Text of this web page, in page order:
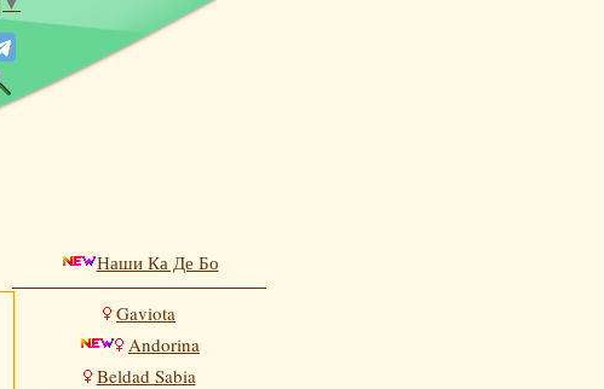
Наши Ка Де Бо
Gaviota
Andorina
Beldad Sabia